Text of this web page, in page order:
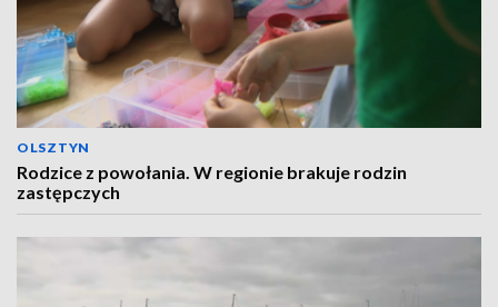
OLSZTYN
Rodzice z powołania. W regionie brakuje rodzin
zastępczych